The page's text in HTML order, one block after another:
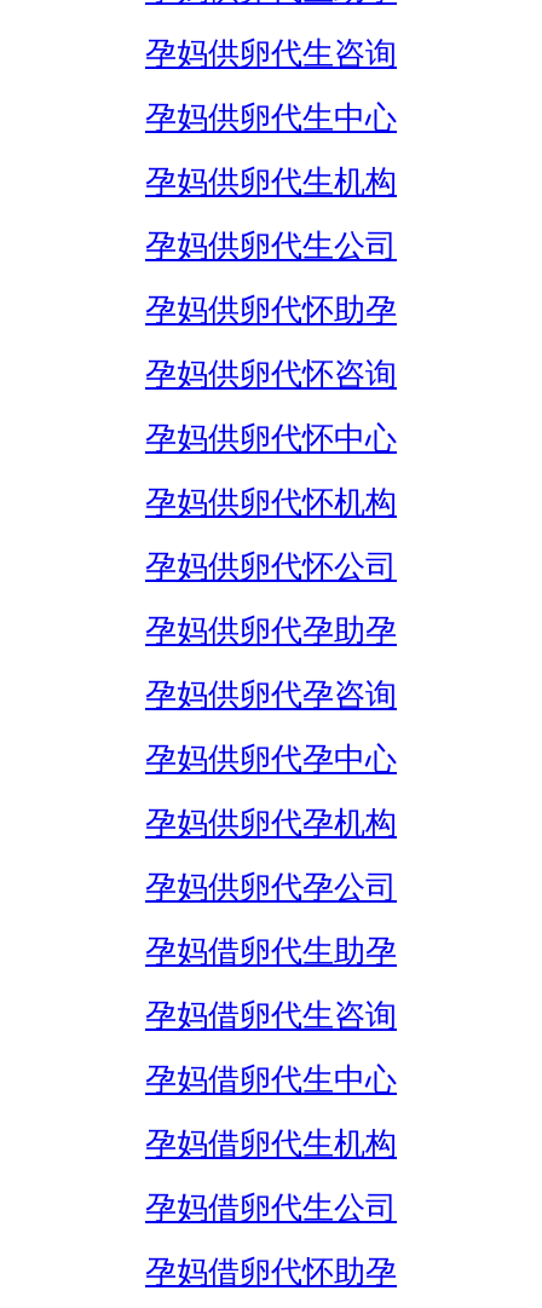
孕妈供卵代生咨询
孕妈供卵代生中心
孕妈供卵代生机构
孕妈供卵代生公司
孕妈供卵代怀助孕
孕妈供卵代怀咨询
孕妈供卵代怀中心
孕妈供卵代怀机构
孕妈供卵代怀公司
孕妈供卵代孕助孕
孕妈供卵代孕咨询
孕妈供卵代孕中心
孕妈供卵代孕机构
孕妈供卵代孕公司
孕妈借卵代生助孕
孕妈借卵代生咨询
孕妈借卵代生中心
孕妈借卵代生机构
孕妈借卵代生公司
孕妈借卵代怀助孕